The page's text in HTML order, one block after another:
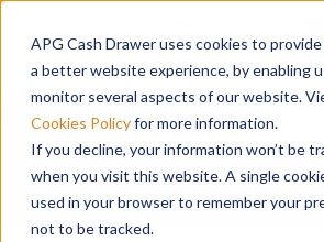
APG Cash Drawer uses cookies to
a better website experience, by enabling
monitor several aspects of our website.
Cookies Policyfor more information.
If you decline, your information won’t be
when you visit this website. A single
used in your browser to remember your
not to be tracked.
FR